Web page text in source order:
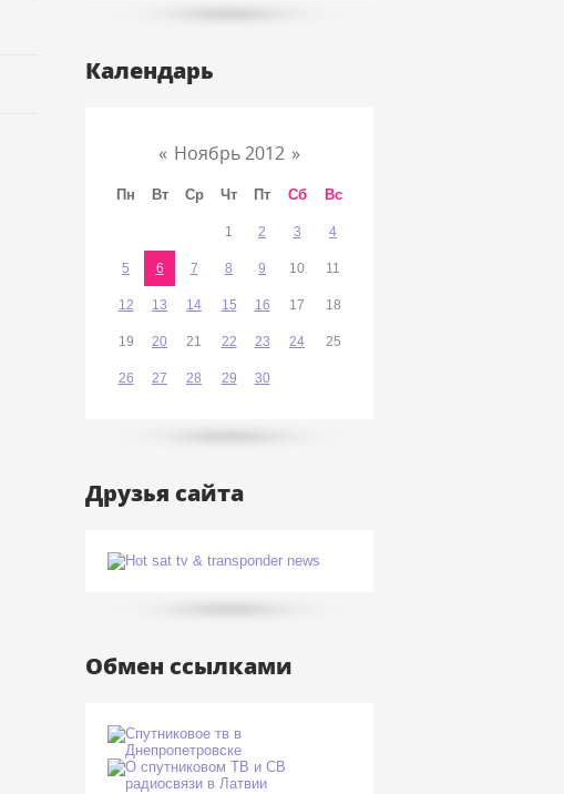
Календарь
« Ноябрь 2012 »
Пн Вт Ср Чт Пт Сб Вс
1 2 3 4
5 6 7 8 9 10 11
12 13 14 15 16 17 18
19 20 21 22 23 24 25
26 27 28 29 30
Друзья сайта
Обмен ссылками